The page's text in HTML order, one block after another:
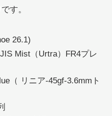
す。
26.1)
Mist（Urtra）FR4プレ
（ リニア-45gf-3.6mmト